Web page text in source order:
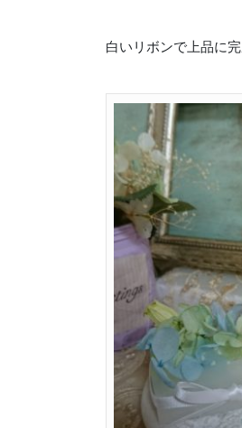
白いリボンで上品に